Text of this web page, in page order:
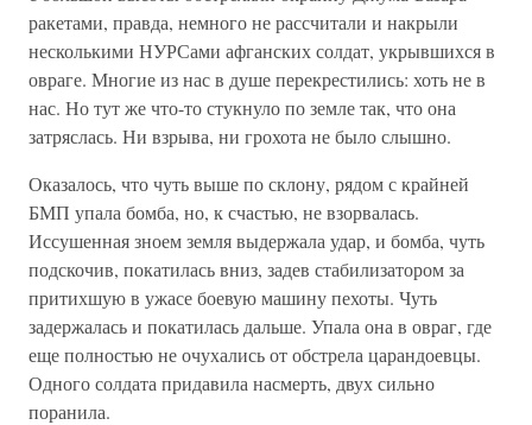
ракетами, правда, немного не рассчитали и накрыли
несколькими НУРСами афганских солдат, укрывшихся в
овраге. Многие из нас в душе перекрестились: хоть не в
нас. Но тут же что-то стукнуло по земле так, что она
затряслась. Ни взрыва, ни грохота не было слышно.
Оказалось, что чуть выше по склону, рядом с крайней
БМП упала бомба, но, к счастью, не взорвалась.
Иссушенная зноем земля выдержала удар, и бомба, чуть
подскочив, покатилась вниз, задев стабилизатором за
притихшую в ужасе боевую машину пехоты. Чуть
задержалась и покатилась дальше. Упала она в овраг, где
еще полностью не очухались от обстрела царандоевцы.
Одного солдата придавила насмерть, двух сильно
поранила.